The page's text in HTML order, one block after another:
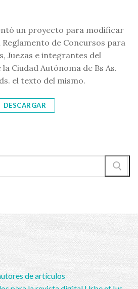
un proyecto para modificar
de Concursos para
Juezas e integrantes del
Ciudad Autónoma de Bs As.
el texto del mismo.
DESCARGAR
de artículos